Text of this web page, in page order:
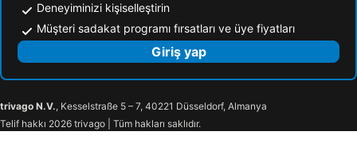
Deneyiminizi kişiselleştirin
Müşteri sadakat programı fırsatları ve üye fiyatları
Giriş yap
trivago N.V., Kesselstraße 5 – 7, 40221 Düsseldorf, Almanya
Telif hakkı 2026 trivago | Tüm hakları saklıdır.